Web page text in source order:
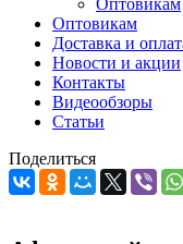
Оптовикам
Оптовикам
Доставка и
Новости и акции
Контакты
Видеообзоры
Статьи
Поделиться